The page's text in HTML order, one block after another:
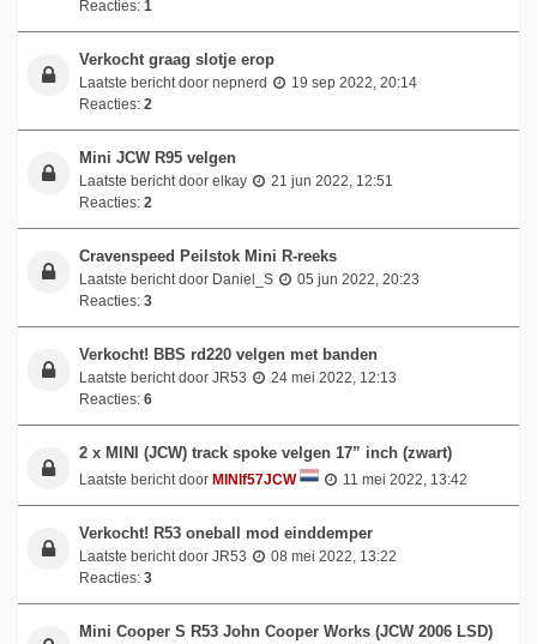
Reacties: 1
Verkocht graag slotje erop
Laatste bericht door nepnerd
19 sep 2022, 20:14
Reacties: 2
Mini JCW R95 velgen
Laatste bericht door elkay
21 jun 2022, 12:51
Reacties: 2
Cravenspeed Peilstok Mini R-reeks
Laatste bericht door Daniel_S
05 jun 2022, 20:23
Reacties: 3
Verkocht! BBS rd220 velgen met banden
Laatste bericht door JR53
24 mei 2022, 12:13
Reacties: 6
2 x MINI (JCW) track spoke velgen 17” inch (zwart)
Laatste bericht door MINIf57JCW 11 mei 2022, 13:42
Verkocht! R53 oneball mod einddemper
Laatste bericht door JR53
08 mei 2022, 13:22
Reacties: 3
Mini Cooper S R53 John Cooper Works (JCW 2006 LSD)